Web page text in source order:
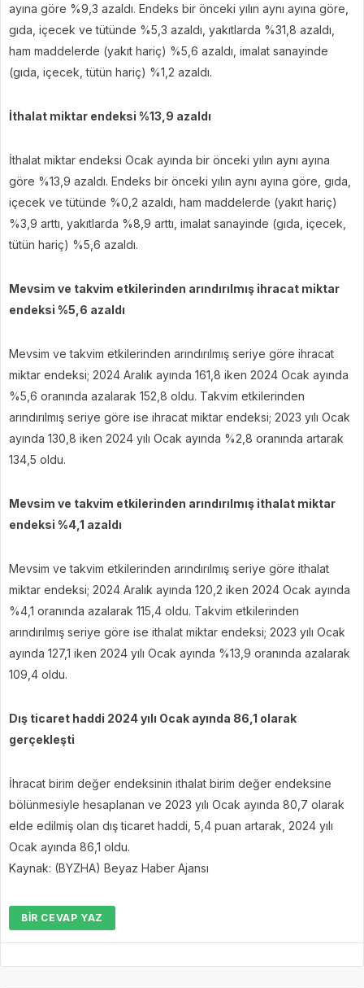
ayına göre %9,3 azaldı. Endeks bir önceki yılın aynı ayına göre,
gıda, içecek ve tütünde %5,3 azaldı, yakıtlarda %31,8 azaldı,
ham maddelerde (yakıt hariç) %5,6 azaldı, imalat sanayinde
(gıda, içecek, tütün hariç) %1,2 azaldı.
İthalat miktar endeksi %13,9 azaldı
İthalat miktar endeksi Ocak ayında bir önceki yılın aynı ayına
göre %13,9 azaldı. Endeks bir önceki yılın aynı ayına göre, gıda,
içecek ve tütünde %0,2 azaldı, ham maddelerde (yakıt hariç)
%3,9 arttı, yakıtlarda %8,9 arttı, imalat sanayinde (gıda, içecek,
tütün hariç) %5,6 azaldı.
Mevsim ve takvim etkilerinden arındırılmış ihracat miktar
endeksi %5,6 azaldı
Mevsim ve takvim etkilerinden arındırılmış seriye göre ihracat
miktar endeksi; 2024 Aralık ayında 161,8 iken 2024 Ocak ayında
%5,6 oranında azalarak 152,8 oldu. Takvim etkilerinden
arındırılmış seriye göre ise ihracat miktar endeksi; 2023 yılı Ocak
ayında 130,8 iken 2024 yılı Ocak ayında %2,8 oranında artarak
134,5 oldu.
Mevsim ve takvim etkilerinden arındırılmış ithalat miktar
endeksi %4,1 azaldı
Mevsim ve takvim etkilerinden arındırılmış seriye göre ithalat
miktar endeksi; 2024 Aralık ayında 120,2 iken 2024 Ocak ayında
%4,1 oranında azalarak 115,4 oldu. Takvim etkilerinden
arındırılmış seriye göre ise ithalat miktar endeksi; 2023 yılı Ocak
ayında 127,1 iken 2024 yılı Ocak ayında %13,9 oranında azalarak
109,4 oldu.
Dış ticaret haddi 2024 yılı Ocak ayında 86,1 olarak
gerçekleşti
İhracat birim değer endeksinin ithalat birim değer endeksine
bölünmesiyle hesaplanan ve 2023 yılı Ocak ayında 80,7 olarak
elde edilmiş olan dış ticaret haddi, 5,4 puan artarak, 2024 yılı
Ocak ayında 86,1 oldu.
Kaynak: (BYZHA) Beyaz Haber Ajansı
BIR CEVAP YAZ